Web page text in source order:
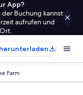
App?
Buchung kannst
aufrufen und
Farm